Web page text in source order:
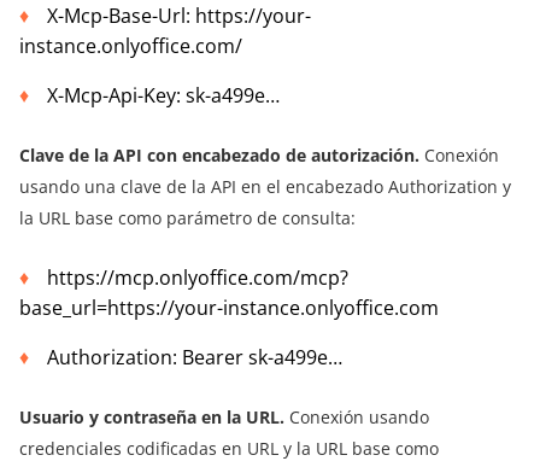
X-Mcp-Base-Url: https://your-
instance.onlyoffice.com/
X-Mcp-Api-Key: sk-a499e…
Clave de la API con encabezado de autorización. Conexión
usando una clave de la API en el encabezado Authorization y
la URL base como parámetro de consulta:
https://mcp.onlyoffice.com/mcp?
base_url=https://your-instance.onlyoffice.com
Authorization: Bearer sk-a499e…
Usuario y contraseña en la URL. Conexión usando
credenciales codificadas en URL y la URL base como